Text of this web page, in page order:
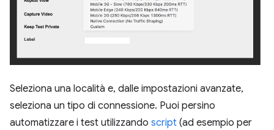
Seleziona una località e, dalle impostazioni avanzate,
seleziona un tipo di connessione. Puoi persino
automatizzare i test utilizzando script (ad esempio per